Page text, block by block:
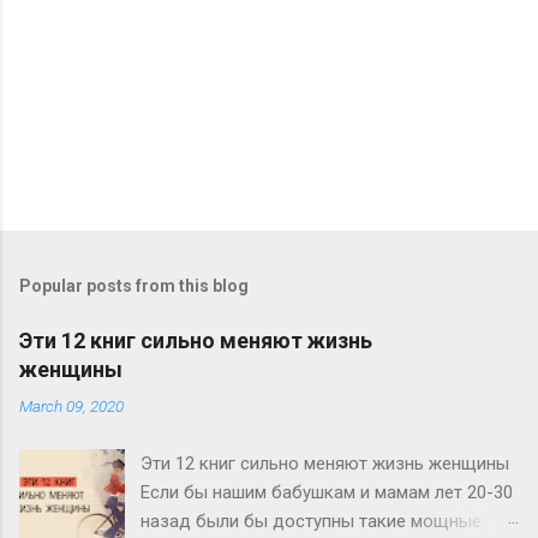
Popular posts from this blog
Эти 12 книг сильно меняют жизнь
женщины
March 09, 2020
Эти 12 книг сильно меняют жизнь женщины
Если бы нашим бабушкам и мамам лет 20-30
назад были бы доступны такие мощные